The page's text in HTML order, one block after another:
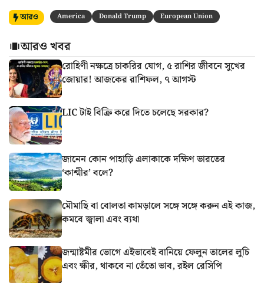
আরও America Donald Trump European Union
আরও খবর
রোহিণী নক্ষত্রে চাকরির যোগ, ৫ রাশির জীবনে সুখের
জোয়ার! আজকের রাশিফল, ৭ আগস্ট
LIC টাই বিক্রি করে দিতে চলেছে সরকার?
জানেন কোন পাহাড়ি এলাকাকে দক্ষিণ ভারতের
‘কাশ্মীর’ বলে?
মৌমাছি বা বোলতা কামড়ালে সঙ্গে সঙ্গে করুন এই কাজ,
কমবে জ্বালা এবং ব্যথা
জন্মাষ্টমীর ভোগে এইভাবেই বানিয়ে ফেলুন তালের লুচি
এবং ক্ষীর, থাকবে না তেঁতো ভাব, রইল রেসিপি